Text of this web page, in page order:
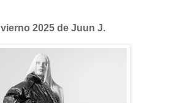
2025 de Juun J.